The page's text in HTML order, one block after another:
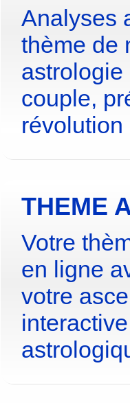
Analyses
thème de
couple,
THEME
Votre
en ligne
votre